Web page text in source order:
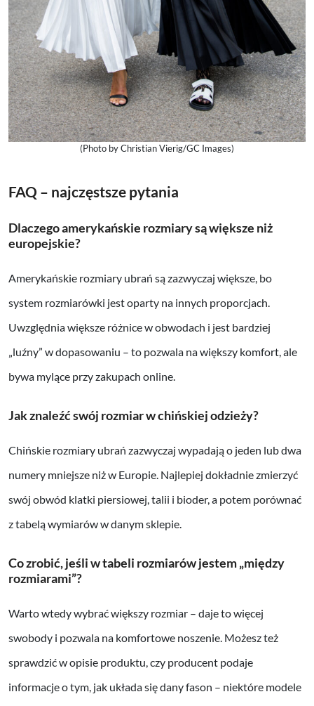
(Photo by Christian Vierig/GC Images)
FAQ – najczęstsze pytania
Dlaczego amerykańskie rozmiary są większe niż
europejskie?
Amerykańskie rozmiary ubrań są zazwyczaj większe, bo
system rozmiarówki jest oparty na innych proporcjach.
Uwzględnia większe różnice w obwodach i jest bardziej
„luźny” w dopasowaniu – to pozwala na większy komfort, ale
bywa mylące przy zakupach online.
Jak znaleźć swój rozmiar w chińskiej odzieży?
Chińskie rozmiary ubrań zazwyczaj wypadają o jeden lub dwa
numery mniejsze niż w Europie. Najlepiej dokładnie zmierzyć
swój obwód klatki piersiowej, talii i bioder, a potem porównać
z tabelą wymiarów w danym sklepie.
Co zrobić, jeśli w tabeli rozmiarów jestem „między
rozmiarami”?
Warto wtedy wybrać większy rozmiar – daje to więcej
swobody i pozwala na komfortowe noszenie. Możesz też
sprawdzić w opisie produktu, czy producent podaje
informacje o tym, jak układa się dany fason – niektóre modele